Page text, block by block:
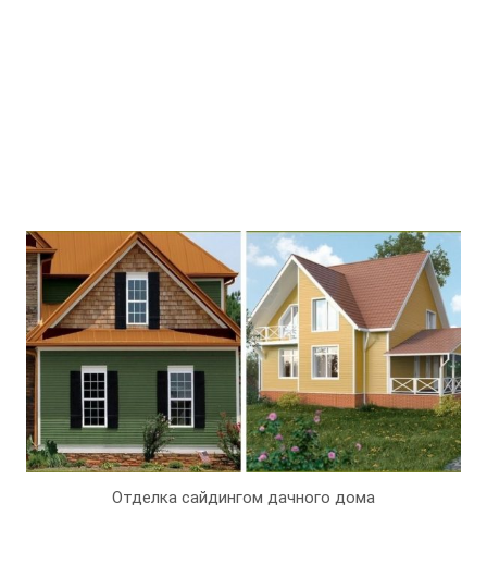
Отделка сайдингом дачного дома